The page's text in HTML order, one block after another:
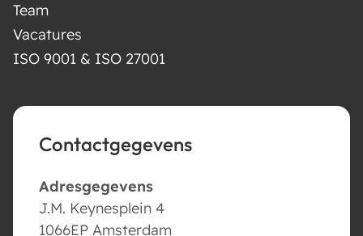
Team
Vacatures
ISO 9001 & ISO 27001
Contactgegevens
Adresgegevens
J.M. Keynesplein 4
1066EP Amsterdam